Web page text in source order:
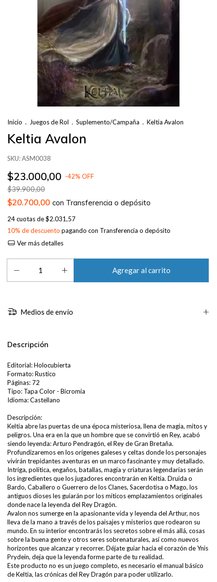
Inicio . Juegos de Rol . Suplemento/Campaña . Keltia Avalon
Keltia Avalon
SKU:ASM0038
$23.000,00 -42% OFF
$39.900,00
$20.700,00 con Transferencia o depósito
24cuotas de$2.031,57
10% de descuento pagando con Transferencia o depósito
Ver más detalles
Medios de envío
Descripción
Editorial: Holocubierta
Formato: Rustico
Páginas: 72
Tipo: Tapa Color - Bicromia
Idioma: Castellano
Descripción:
Keltia abre las puertas de una época misteriosa, llena de magia, mitos y
peligros. Una era en la que un hombre que se convirtió en Rey, acabó
siendo leyenda: Arturo Pendragón, el Rey de Gran Bretaña.
Profundizaremos en los orígenes galeses y celtas donde los personajes
vivirán trepidantes aventuras en un marco fascinante y muy detallado.
Intriga, política, engaños, batallas, magia y criaturas legendarias serán
los ingredientes que los jugadores encontrarán en Keltia. Druida o
Bardo, Caballero o Guerrero de los Clanes, Sacerdotisa o Mago, los
antiguos dioses les guiarán por los míticos emplazamientos originales
donde nace la leyenda del Rey Dragón.
Avalon nos sumerge en la apasionante vida y leyenda del Arthur, nos
lleva de la mano a través de los paisajes y misterios que rodearon su
mundo. En su interior encontrarás los secretos sobre el más allá, cosas
sobre la buena gente y otros seres sobrenaturales, así como nuevos
horizontes que alcanzar y recorrer. Déjate guiar hacia el corazón de Ynis
Prydein, deja que la leyenda forme parte de tu realidad.
Este producto no es un juego completo, es necesario el manual básico
de Keltia, las crónicas del Rey Dragón para poder utilizarlo.